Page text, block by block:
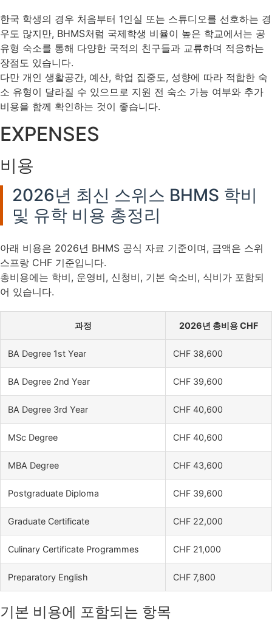
한국 학생의 경우 처음부터 1인실 또는 스튜디오를 선호하는 경
우도 많지만, BHMS처럼 국제학생 비율이 높은 학교에서는 공
유형 숙소를 통해 다양한 국적의 친구들과 교류하며 적응하는
장점도 있습니다.
다만 개인 생활공간, 예산, 학업 집중도, 성향에 따라 적합한 숙
소 유형이 달라질 수 있으므로 지원 전 숙소 가능 여부와 추가
비용을 함께 확인하는 것이 좋습니다.
EXPENSES
비용
2026년 최신 스위스 BHMS 학비
및 유학 비용 총정리
아래 비용은 2026년 BHMS 공식 자료 기준이며, 금액은 스위
스프랑 CHF 기준입니다.
총비용에는 학비, 운영비, 신청비, 기본 숙소비, 식비가 포함되
어 있습니다.
과정 2026년 총비용 CHF
BA Degree 1st Year CHF 38,600
BA Degree 2nd Year CHF 39,600
BA Degree 3rd Year CHF 40,600
MSc Degree CHF 40,600
MBA Degree CHF 43,600
Postgraduate Diploma CHF 39,600
Graduate Certificate CHF 22,000
Culinary Certificate Programmes CHF 21,000
Preparatory English CHF 7,800
기본 비용에 포함되는 항목